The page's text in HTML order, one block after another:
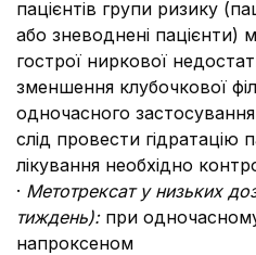
пацієнтів групи ризику
або зневоднені
гострої ниркової
зменшення клубочкової
одночасного застосування
слід провести гідратацію
лікування необхідно
· Метотрексат у низьких
тиждень): при
напроксеном